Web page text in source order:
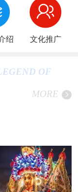
绍 文化推广
OF
MORE